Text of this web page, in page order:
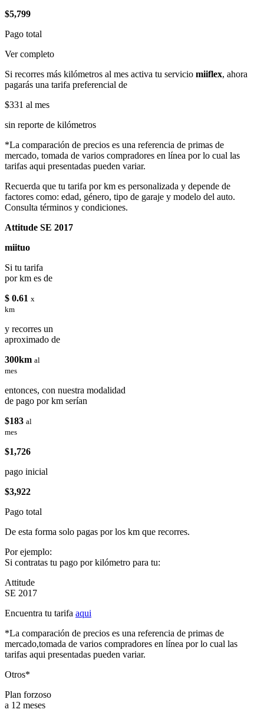
$5,799
Pago total
Ver completo
Si recorres más kilómetros al mes activa tu servicio miiflex, ahora
pagarás una tarifa preferencial de
$331 al mes
sin reporte de kilómetros
*La comparación de precios es una referencia de primas de
mercado, tomada de varios compradores en línea por lo cual las
tarifas aqui presentadas pueden variar.
Recuerda que tu tarifa por km es personalizada y depende de
factores como: edad, género, tipo de garaje y modelo del auto.
Consulta términos y condiciones.
Attitude SE 2017
miituo
Si tu tarifa
por km es de
$ 0.61 x
km
y recorres un
aproximado de
300km al
mes
entonces, con nuestra modalidad
de pago por km serían
$183 al
mes
$1,726
pago inicial
$3,922
Pago total
De esta forma solo pagas por los km que recorres.
Por ejemplo:
Si contratas tu pago por kilómetro para tu:
Attitude
SE 2017
Encuentra tu tarifa aqui
*La comparación de precios es una referencia de primas de
mercado,tomada de varios compradores en línea por lo cual las
tarifas aqui presentadas pueden variar.
Otros*
Plan forzoso
a 12 meses